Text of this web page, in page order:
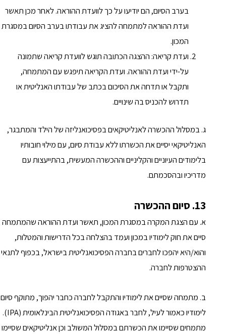
בערב הסיום, הם יודיעו על כך לוועדת ההוראה. לאחר מכן תאשר
ועדת ההוראה למתמחה להציג את עבודתו בערב הסיום במסגרת
המכון.
ועדת קריאה: ההצגה הכתובה תוגש לוועדת קריאה שתמונה
על-ידי ועדת ההוראה. ועדת הקריאה תיפגש עם המתמחה,
ותקבל או תדחה את הסיכום בכתב של עבודתו האנליטית או
תדרוש להכניס בה שינויים.
ג. במסלול ההכשרה לאנליטיקאים בפסיכואנליזה של הילד והמתבגר,
האנליטיקאי יסיים את הכשרתו ללא עבודת סיום, עם מילוי חובותיו
בלימודים העיוניים והקליניים וההכשרה המעשית, בהתייעצות עם
מדריכיו ובהסכמתם.
13. סיום ההכשרה
א. עם הצגת המקרה במסגרת המכון, תאשר ועדת ההוראה שהמתמחה
סיים את חוק לימודיו במכון ועמד בהצלחה בכל הדרישות והמטלות,
והוא/היא יהפכו לחברים בחברה הפסיכואנליטית בישראל, בכפוף לתנאי
ההצטרפות לחברה.
ב. מתמחה שסיים את לימודיו והתקבל לחברה כחבר יהפוך, מתוקף סיום
לימודיו כאמור לעיל, לחבר באגודה הפסיכואנליטית הבינלאומית (IPA).
מתמחים שסיימו את הכשרתם במסלול המשולב וכן אנליטיקאים שסיימו